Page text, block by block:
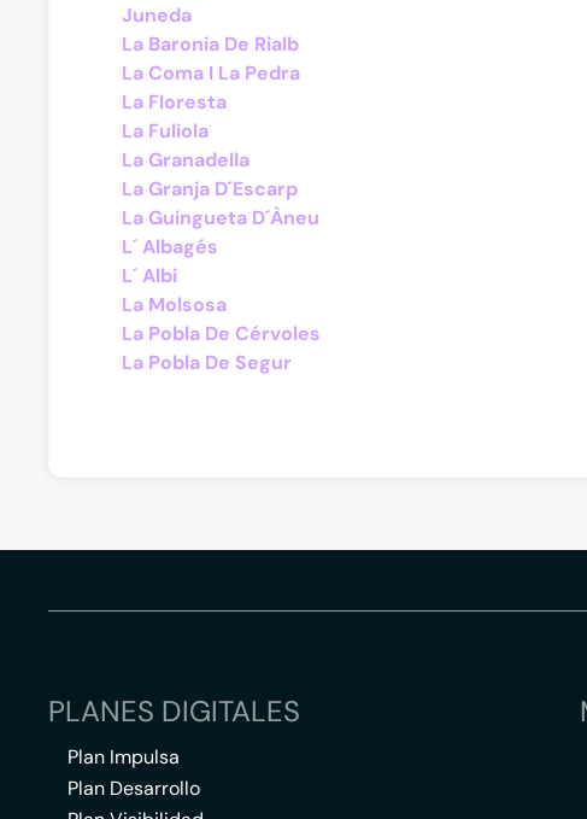
Juneda
La Baronia De Rialb
La Coma I La Pedra
La Floresta
La Fuliola
La Granadella
La Granja D´Escarp
La Guingueta D´Àneu
L´ Albagés
L´ Albi
La Molsosa
La Pobla De Cérvoles
La Pobla De Segur
PLANES DIGITALES
Plan Impulsa
Plan Desarrollo